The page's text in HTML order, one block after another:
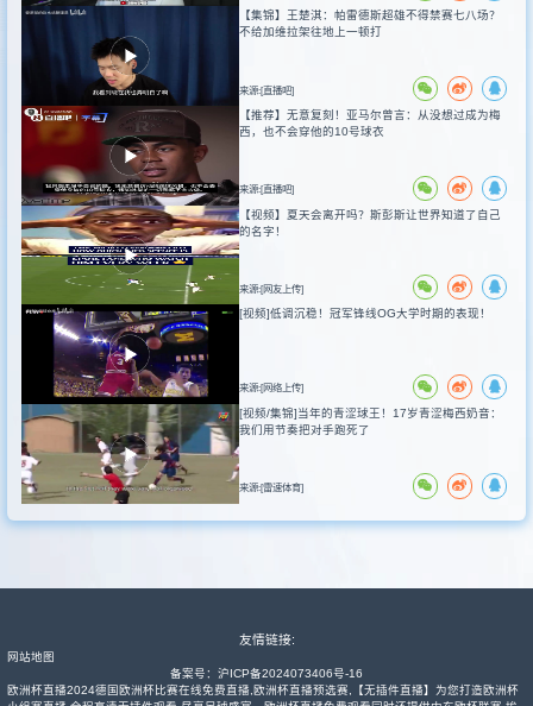
【集锦】王楚淇：帕雷德斯超雄不得禁赛七八场？
不给加维拉架往地上一顿打
来源:[直播吧]
【推荐】无意复刻！亚马尔曾言：从没想过成为梅
西，也不会穿他的10号球衣
来源:[直播吧]
【视频】夏天会离开吗？斯彭斯让世界知道了自己
的名字！
来源:[网友上传]
[视频]低调沉稳！冠军锋线OG大学时期的表现！
来源:[网络上传]
[视频/集锦]当年的青涩球王！17岁青涩梅西奶音：
我们用节奏把对手跑死了
来源:[雷速体育]
友情链接:
网站地图
备案号： 沪ICP备2024073406号-16
欧洲杯直播2024德国欧洲杯比赛在线免费直播,欧洲杯直播预选赛,【无插件直播】为您打造欧洲杯